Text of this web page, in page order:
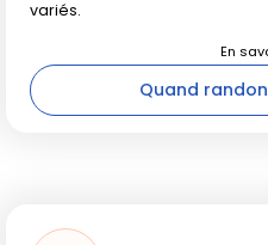
variés.
Quand